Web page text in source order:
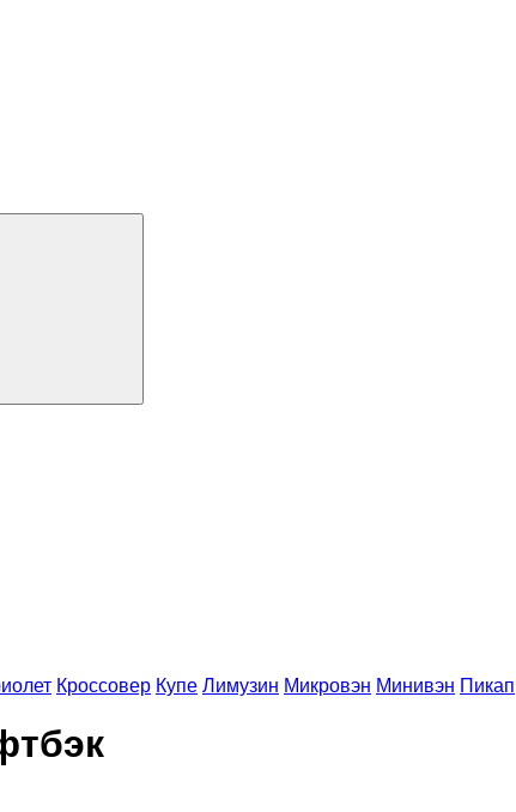
Кроссовер Купе Лимузин Микровэн Минивэн Пикап